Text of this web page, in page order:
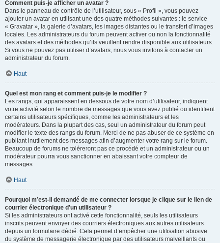
Comment puis-je afficher un avatar ?
Dans le panneau de contrôle de l’utilisateur, sous « Profil », vous pouvez
ajouter un avatar en utilisant une des quatre méthodes suivantes : le service
« Gravatar », la galerie d’avatars, les images distantes ou le transfert d’images
locales. Les administrateurs du forum peuvent activer ou non la fonctionnalité
des avatars et des méthodes qu’ils veuillent rendre disponible aux utilisateurs.
Si vous ne pouvez pas utiliser d’avatars, nous vous invitons à contacter un
administrateur du forum.
Haut
Quel est mon rang et comment puis-je le modifier ?
Les rangs, qui apparaissent en dessous de votre nom d’utilisateur, indiquent
votre activité selon le nombre de messages que vous avez publié ou identifient
certains utilisateurs spécifiques, comme les administrateurs et les
modérateurs. Dans la plupart des cas, seul un administrateur du forum peut
modifier le texte des rangs du forum. Merci de ne pas abuser de ce système en
publiant inutilement des messages afin d’augmenter votre rang sur le forum.
Beaucoup de forums ne toléreront pas ce procédé et un administrateur ou un
modérateur pourra vous sanctionner en abaissant votre compteur de
messages.
Haut
Pourquoi m’est-il demandé de me connecter lorsque je clique sur le lien de
courrier électronique d’un utilisateur ?
Si les administrateurs ont activé cette fonctionnalité, seuls les utilisateurs
inscrits peuvent envoyer des courriers électroniques aux autres utilisateurs
depuis un formulaire dédié. Cela permet d’empêcher une utilisation abusive
du système de messagerie électronique par des utilisateurs malveillants ou